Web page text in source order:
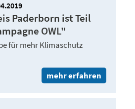
Paderborn ist Teil
OWL"
für mehr Klimaschutz
mehr erfahren